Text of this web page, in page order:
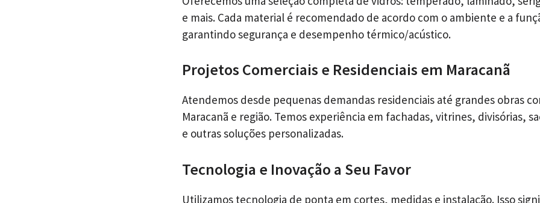
e mais. Cada material é recomendado de acordo com o ambiente e a
garantindo segurança e desempenho térmico/acústico.
Projetos Comerciais e Residenciais em Maracanã
Atendemos desde pequenas demandas residenciais até grandes obras
Maracanã e região. Temos experiência em fachadas, vitrines, divisórias,
e outras soluções personalizadas.
Tecnologia e Inovação a Seu Favor
Utilizamos tecnologia de ponta em cortes, medidas e instalação. Isso